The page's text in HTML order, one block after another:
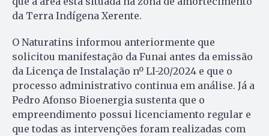
da Terra Indígena Xerente.
O Naturatins informou anteriormente que
solicitou manifestação da Funai antes da emissão
da Licença de Instalação nº LI-20/2024 e que o
processo administrativo continua em análise. Já a
Pedro Afonso Bioenergia sustenta que o
empreendimento possui licenciamento regular e
que todas as intervenções foram realizadas com